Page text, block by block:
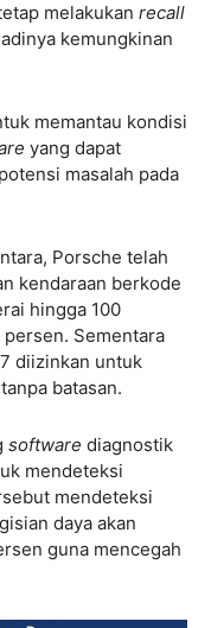
melakukan recall
kemungkinan
memantau kondisi
yang dapat
masalah pada
Porsche telah
kendaraan berkode
hingga 100
Sementara
diizinkan untuk
batasan.
software diagnostik
mendeteksi
mendeteksi
daya akan
guna mencegah